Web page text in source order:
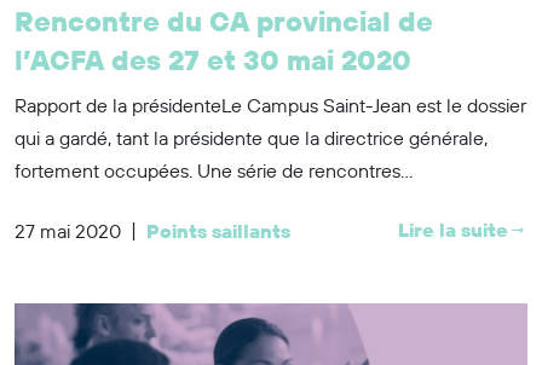
Rencontre du CA provincial de
l’ACFA des 27 et 30 mai 2020
Rapport de la présidenteLe Campus Saint-Jean est le dossier
qui a gardé, tant la présidente que la directrice générale,
fortement occupées. Une série de rencontres...
27 mai 2020 | Points saillants Lire la suite